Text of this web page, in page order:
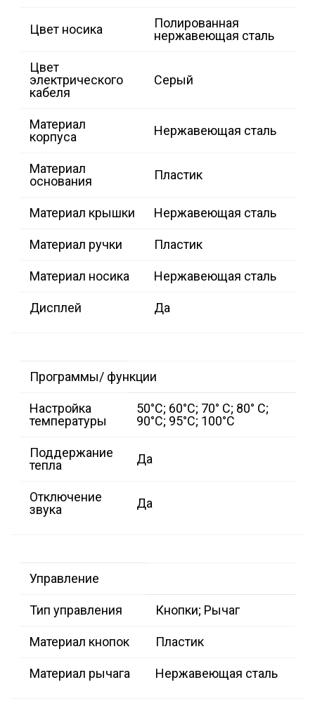
Цвет носика
Полированная
нержавеющая сталь
Цвет
электрического
кабеля
Серый
Материал
корпуса
Нержавеющая сталь
Материал
основания
Пластик
Материал крышки Нержавеющая сталь
Материал ручки Пластик
Материал носика Нержавеющая сталь
Дисплей Да
Программы/ функции
Настройка
температуры
50°C; 60°C; 70° C; 80° C;
90°C; 95°C; 100°C
Поддержание
тепла
Да
Отключение
звука
Да
Управление
Тип управления Кнопки; Рычаг
Материал кнопок Пластик
Материал рычага Нержавеющая сталь